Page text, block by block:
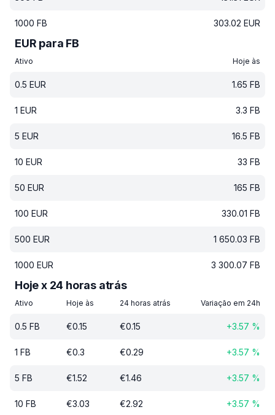
1000 FB 303.02 EUR
EUR para FB
Ativo Hoje às
0.5 EUR 1.65 FB
1 EUR 3.3 FB
5 EUR 16.5 FB
10 EUR 33 FB
50 EUR 165 FB
100 EUR 330.01 FB
500 EUR 1 650.03 FB
1000 EUR 3 300.07 FB
Hoje x 24 horas atrás
Ativo Hoje às 24 horas atrás Variação em 24h
0.5 FB €0.15 €0.15 +3.57 %
1 FB €0.3 €0.29 +3.57 %
5 FB €1.52 €1.46 +3.57 %
10 FB €3.03 €2.92 +3.57 %